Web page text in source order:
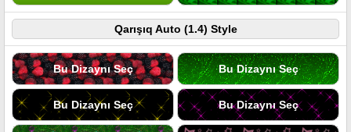
Qarışıq Auto (1.4) Style
Bu Dizaynı Seç Bu Dizaynı Seç
Bu Dizaynı Seç Bu Dizaynı Seç